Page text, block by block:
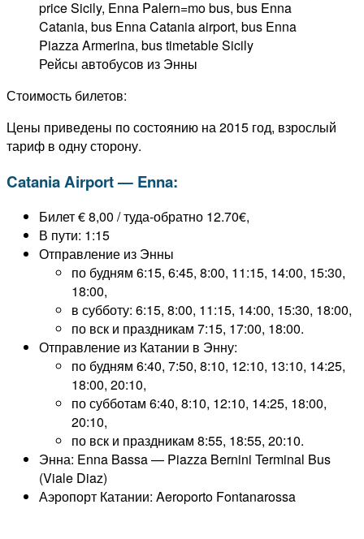
Рейсы автобусов из Энны
Стоимость билетов:
Цены приведены по состоянию на 2015 год, взрослый
тариф в одну сторону.
Catania Airport — Enna:
Билет € 8,00 / туда-обратно 12.70€,
В пути: 1:15
Отправление из Энны
по будням 6:15, 6:45, 8:00, 11:15, 14:00, 15:30,
18:00,
в субботу: 6:15, 8:00, 11:15, 14:00, 15:30, 18:00,
по вск и праздникам 7:15, 17:00, 18:00.
Отправление из Катании в Энну:
по будням 6:40, 7:50, 8:10, 12:10, 13:10, 14:25,
18:00, 20:10,
по субботам 6:40, 8:10, 12:10, 14:25, 18:00,
20:10,
по вск и праздникам 8:55, 18:55, 20:10.
Энна: Enna Bassa — Piazza Bernini Terminal Bus
(Viale Diaz)
Аэропорт Катании: Aeroporto Fontanarossa